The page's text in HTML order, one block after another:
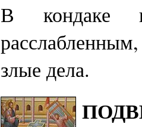
В кондаке
злые дела.